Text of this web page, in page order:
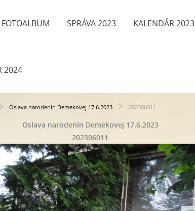
FOTOALBUM SPRÁVA 2023 KALENDÁR 2023
2024
Oslava narodenín Demekovej 17.6.2023 202306011
Oslava narodenín Demekovej 17.6.2023
202306011